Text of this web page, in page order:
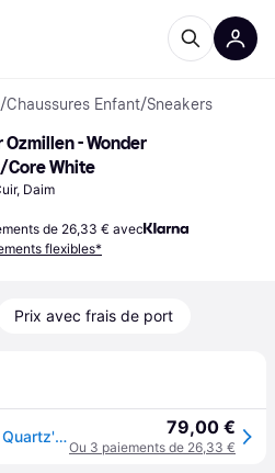
/Chaussures Enfant/Sneakers
- Wonder
White
Daim
de 26,33 € avec
flexibles*
Prix avec frais de port
adidas Ozmillen J 'Wonder Quartz' | Rose | US 6.5Y 79,00 €
Ou 3 paiements de 26,33 €